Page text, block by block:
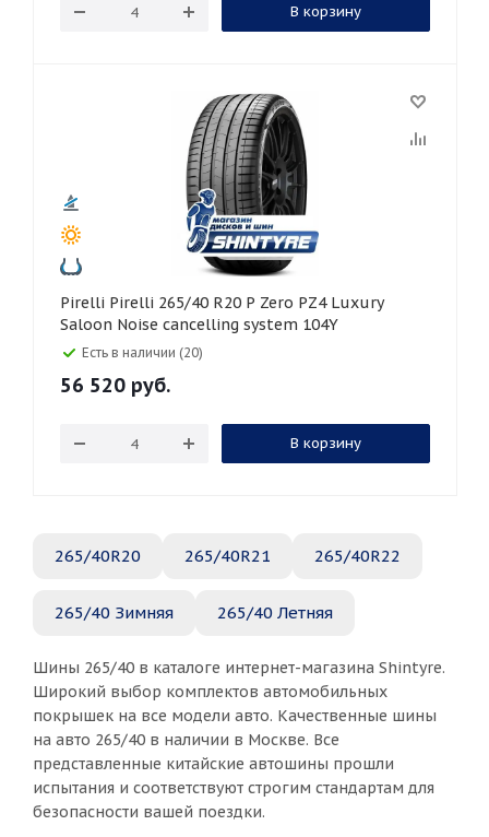
В корзину
Pirelli Pirelli 265/40 R20 P Zero PZ4 Luxury
Saloon Noise cancelling system 104Y
Есть в наличии (20)
56 520 руб.
В корзину
265/40R20 265/40R21 265/40R22
265/40 Зимняя 265/40 Летняя
Шины 265/40 в каталоге интернет-магазина Shintyre.
Широкий выбор комплектов автомобильных
покрышек на все модели авто. Качественные шины
на авто 265/40 в наличии в Москве. Все
представленные китайские автошины прошли
испытания и соответствуют строгим стандартам для
безопасности вашей поездки.